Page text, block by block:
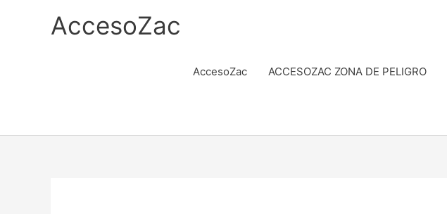
AccesoZac
AccesoZac ACCESOZAC ZONA DE PELIGRO